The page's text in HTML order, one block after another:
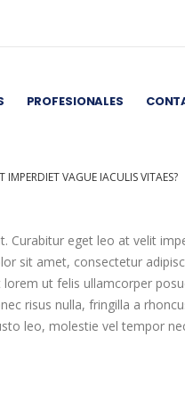
PROFESIONALES
IMPERDIET VAGUE IACULIS VITAES?
eget leo at velit
sit amet, consectetur
ut felis ullamcorper
risus nulla, fringilla a
leo, molestie vel tempor